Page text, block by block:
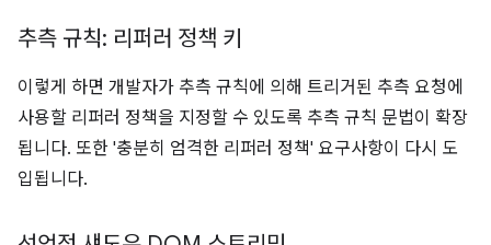
추측 규칙: 리퍼러 정책 키
이렇게 하면 개발자가 추측 규칙에 의해 트리거된 추측 요청에
사용할 리퍼러 정책을 지정할 수 있도록 추측 규칙 문법이 확장
됩니다. 또한 '충분히 엄격한 리퍼러 정책' 요구사항이 다시 도
입됩니다.